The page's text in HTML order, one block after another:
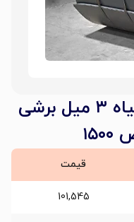
ورق سیاه ۳ میل برشی
قیمت
101,545